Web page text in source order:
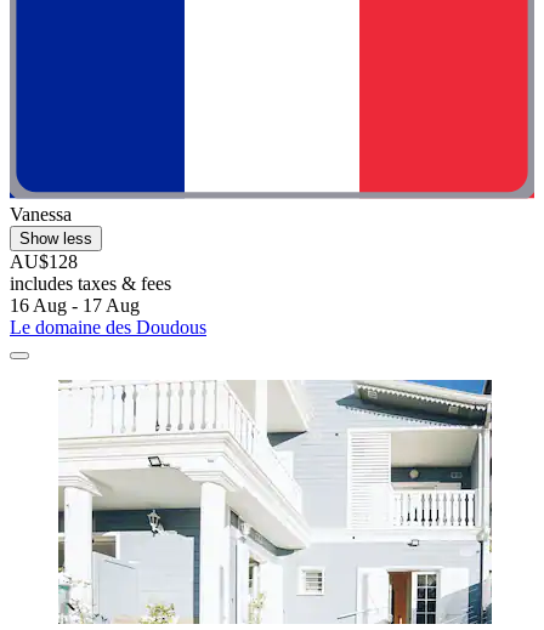
Vanessa
Show less
AU$128
includes taxes & fees
16 Aug - 17 Aug
Le domaine des Doudous